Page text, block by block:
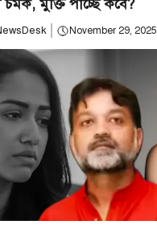
চমক, মুক্তি পাচ্ছে কবে?
November 29, 2025